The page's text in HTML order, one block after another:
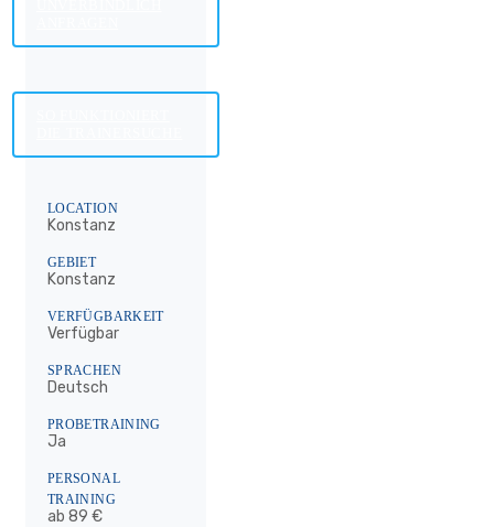
LOCATION
Konstanz
GEBIET
Konstanz
VERFÜGBARKEIT
Verfügbar
SPRACHEN
Deutsch
PROBETRAINING
Ja
PERSONAL
TRAINING
ab 89 €